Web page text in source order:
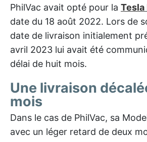
PhilVac avait opté pour la Tesla
date du 18 août 2022. Lors de
date de livraison initialement
avril 2023 lui avait été
délai de huit mois.
Une livraison
mois
Dans le cas de PhilVac, sa
avec un léger retard de deux